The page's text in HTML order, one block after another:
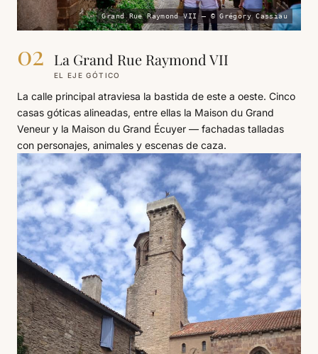
Grand Rue Raymond VII — © Grégory Cassiau
02
EL EJE GÓTICO
La Grand Rue Raymond VII
La calle principal atraviesa la bastida de este a oeste. Cinco
casas góticas alineadas, entre ellas la Maison du Grand
Veneur y la Maison du Grand Écuyer — fachadas talladas
con personajes, animales y escenas de caza.